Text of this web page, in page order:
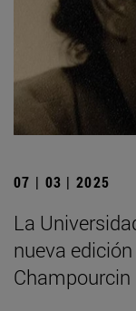
07 | 03 | 2025
La
nueva
Champourcin